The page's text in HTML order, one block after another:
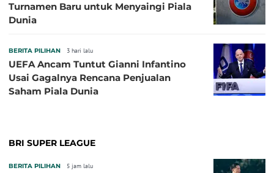
Turnamen Baru untuk Menyaingi Piala
Dunia
BERITA PILIHAN 3 hari lalu
UEFA Ancam Tuntut Gianni Infantino
Usai Gagalnya Rencana Penjualan
Saham Piala Dunia
BRI SUPER LEAGUE
BERITA PILIHAN 5 jam lalu